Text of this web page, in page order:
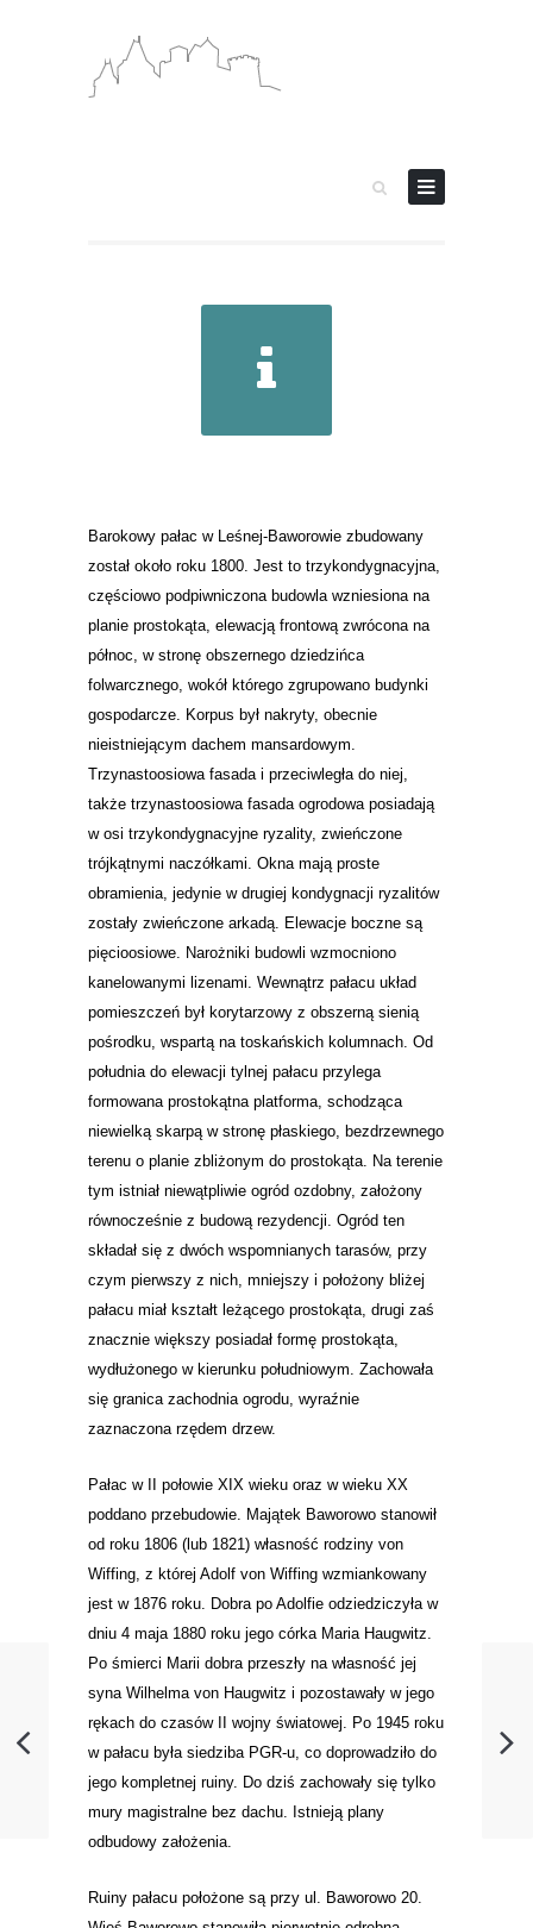
Barokowy pałac w Leśnej-Baworowie zbudowany
został około roku 1800. Jest to trzykondygnacyjna,
częściowo podpiwniczona budowla wzniesiona na
planie prostokąta, elewacją frontową zwrócona na
północ, w stronę obszernego dziedzińca
folwarcznego, wokół którego zgrupowano budynki
gospodarcze. Korpus był nakryty, obecnie
nieistniejącym dachem mansardowym.
Trzynastoosiowa fasada i przeciwległa do niej,
także trzynastoosiowa fasada ogrodowa posiadają
w osi trzykondygnacyjne ryzality, zwieńczone
trójkątnymi naczółkami. Okna mają proste
obramienia, jedynie w drugiej kondygnacji ryzalitów
zostały zwieńczone arkadą. Elewacje boczne są
pięcioosiowe. Narożniki budowli wzmocniono
kanelowanymi lizenami. Wewnątrz pałacu układ
pomieszczeń był korytarzowy z obszerną sienią
pośrodku, wspartą na toskańskich kolumnach. Od
południa do elewacji tylnej pałacu przylega
formowana prostokątna platforma, schodząca
niewielką skarpą w stronę płaskiego, bezdrzewnego
terenu o planie zbliżonym do prostokąta. Na terenie
tym istniał niewątpliwie ogród ozdobny, założony
równocześnie z budową rezydencji. Ogród ten
składał się z dwóch wspomnianych tarasów, przy
czym pierwszy z nich, mniejszy i położony bliżej
pałacu miał kształt leżącego prostokąta, drugi zaś
znacznie większy posiadał formę prostokąta,
wydłużonego w kierunku południowym. Zachowała
się granica zachodnia ogrodu, wyraźnie
zaznaczona rzędem drzew.
Pałac w II połowie XIX wieku oraz w wieku XX
poddano przebudowie. Majątek Baworowo stanowił
od roku 1806 (lub 1821) własność rodziny von
Wiffing, z której Adolf von Wiffing wzmiankowany
jest w 1876 roku. Dobra po Adolfie odziedziczyła w
dniu 4 maja 1880 roku jego córka Maria Haugwitz.
Po śmierci Marii dobra przeszły na własność jej
syna Wilhelma von Haugwitz i pozostawały w jego
rękach do czasów II wojny światowej. Po 1945 roku
w pałacu była siedziba PGR-u, co doprowadziło do
jego kompletnej ruiny. Do dziś zachowały się tylko
mury magistralne bez dachu. Istnieją plany
odbudowy założenia.
Ruiny pałacu położone są przy ul. Baworowo 20.